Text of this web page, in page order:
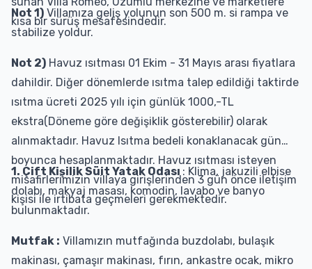
kısa bir sürüş mesafesindedir.
Not 1) Villamıza geliş yolunun son 500 m. si rampa ve
stabilize yoldur.
Not 2) Havuz ısıtması 01 Ekim - 31 Mayıs arası fiyatlara
dahildir. Diğer dönemlerde ısıtma talep edildiği taktirde
ısıtma ücreti 2025 yılı için günlük 1000,-TL
ekstra(Döneme göre değişiklik gösterebilir) olarak
alınmaktadır. Havuz Isıtma bedeli konaklanacak gün
boyunca hesaplanmaktadır. Havuz ısıtması isteyen
misafirlerimizin villaya girişlerinden 3 gün önce iletişim
kişisi ile irtibata geçmeleri gerekmektedir.
1. Çift Kişilik Süit Yatak Odası : Klima, jakuzili elbise
dolabı, makyaj masası, komodin, lavabo ve banyo
bulunmaktadır.
Mutfak : Villamızın mutfağında buzdolabı, bulaşık
makinası, çamaşır makinası, fırın, ankastre ocak, mikro